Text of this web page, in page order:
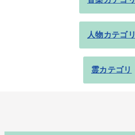
人物カテゴリ
霊カテゴリ